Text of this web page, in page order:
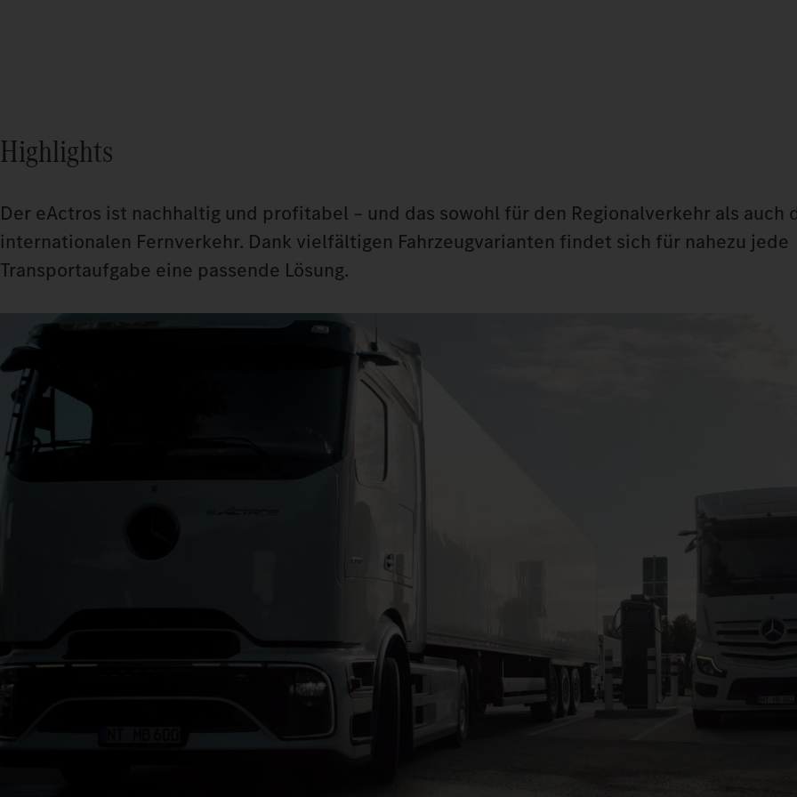
Highlights
Der eActros ist nachhaltig und profitabel – und das sowohl für den Regionalverkehr als auch
internationalen Fernverkehr. Dank vielfältigen Fahrzeugvarianten findet sich für nahezu jede
Transportaufgabe eine passende Lösung.